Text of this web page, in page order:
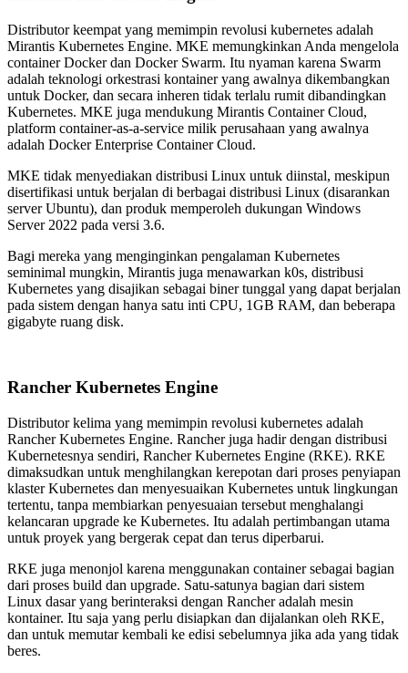
Distributor keempat yang memimpin revolusi kubernetes adalah
Mirantis Kubernetes Engine. MKE memungkinkan Anda mengelola
container Docker dan Docker Swarm. Itu nyaman karena Swarm
adalah teknologi orkestrasi kontainer yang awalnya dikembangkan
untuk Docker, dan secara inheren tidak terlalu rumit dibandingkan
Kubernetes. MKE juga mendukung Mirantis Container Cloud,
platform container-as-a-service milik perusahaan yang awalnya
adalah Docker Enterprise Container Cloud.
MKE tidak menyediakan distribusi Linux untuk diinstal, meskipun
disertifikasi untuk berjalan di berbagai distribusi Linux (disarankan
server Ubuntu), dan produk memperoleh dukungan Windows
Server 2022 pada versi 3.6.
Bagi mereka yang menginginkan pengalaman Kubernetes
seminimal mungkin, Mirantis juga menawarkan k0s, distribusi
Kubernetes yang disajikan sebagai biner tunggal yang dapat berjalan
pada sistem dengan hanya satu inti CPU, 1GB RAM, dan beberapa
gigabyte ruang disk.
Rancher Kubernetes Engine
Distributor kelima yang memimpin revolusi kubernetes adalah
Rancher Kubernetes Engine. Rancher juga hadir dengan distribusi
Kubernetesnya sendiri, Rancher Kubernetes Engine (RKE). RKE
dimaksudkan untuk menghilangkan kerepotan dari proses penyiapan
klaster Kubernetes dan menyesuaikan Kubernetes untuk lingkungan
tertentu, tanpa membiarkan penyesuaian tersebut menghalangi
kelancaran upgrade ke Kubernetes. Itu adalah pertimbangan utama
untuk proyek yang bergerak cepat dan terus diperbarui.
RKE juga menonjol karena menggunakan container sebagai bagian
dari proses build dan upgrade. Satu-satunya bagian dari sistem
Linux dasar yang berinteraksi dengan Rancher adalah mesin
kontainer. Itu saja yang perlu disiapkan dan dijalankan oleh RKE,
dan untuk memutar kembali ke edisi sebelumnya jika ada yang tidak
beres.